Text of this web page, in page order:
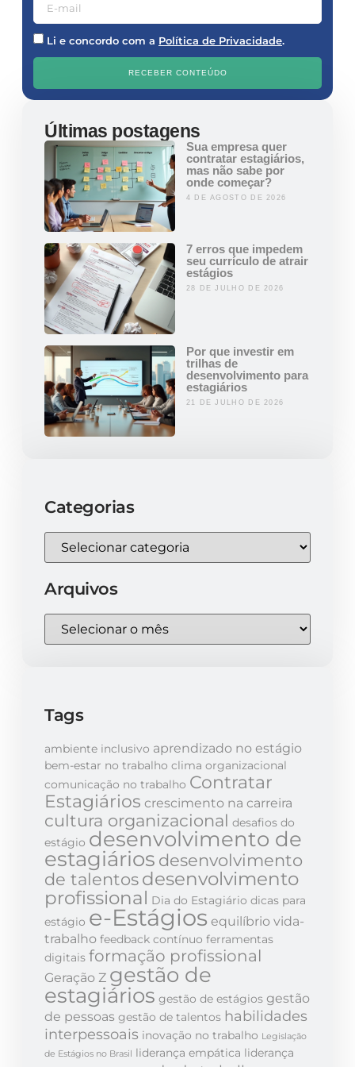
Li e concordo com a Política de Privacidade.
RECEBER CONTEÚDO
Últimas postagens
Sua empresa quer
contratar estagiários,
mas não sabe por
onde começar?
4 DE AGOSTO DE 2026
7 erros que impedem
seu currículo de atrair
estágios
28 DE JULHO DE 2026
Por que investir em
trilhas de
desenvolvimento para
estagiários
21 DE JULHO DE 2026
Categorias
Arquivos
Tags
ambiente inclusivo aprendizado no estágio
bem-estar no trabalho clima organizacional
comunicação no trabalho Contratar
Estagiários crescimento na carreira
cultura organizacional desafios do
estágio desenvolvimento de
estagiários desenvolvimento
de talentos desenvolvimento
profissional Dia do Estagiário dicas para
estágio e-Estágios equilíbrio vida-
trabalho feedback contínuo ferramentas
digitais formação profissional
Geração Z gestão de
estagiários gestão de estágios gestão
de pessoas gestão de talentos habilidades
interpessoais inovação no trabalho Legislação
de Estágios no Brasil liderança empática liderança